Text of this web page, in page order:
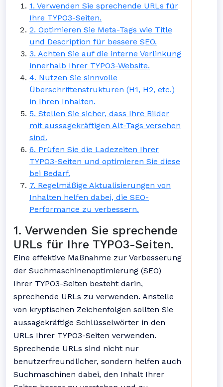
1. Verwenden Sie sprechende URLs für
Ihre TYPO3-Seiten.
2. Optimieren Sie Meta-Tags wie Title
und Description für bessere SEO.
3. Achten Sie auf die interne Verlinkung
innerhalb Ihrer TYPO3-Website.
4. Nutzen Sie sinnvolle
Überschriftenstrukturen (H1, H2, etc.)
in Ihren Inhalten.
5. Stellen Sie sicher, dass Ihre Bilder
mit aussagekräftigen Alt-Tags versehen
sind.
6. Prüfen Sie die Ladezeiten Ihrer
TYPO3-Seiten und optimieren Sie diese
bei Bedarf.
7. Regelmäßige Aktualisierungen von
Inhalten helfen dabei, die SEO-
Performance zu verbessern.
1. Verwenden Sie sprechende
URLs für Ihre TYPO3-Seiten.
Eine effektive Maßnahme zur Verbesserung
der Suchmaschinenoptimierung (SEO)
Ihrer TYPO3-Seiten besteht darin,
sprechende URLs zu verwenden. Anstelle
von kryptischen Zeichenfolgen sollten Sie
aussagekräftige Schlüsselwörter in den
URLs Ihrer TYPO3-Seiten verwenden.
Sprechende URLs sind nicht nur
benutzerfreundlicher, sondern helfen auch
Suchmaschinen dabei, den Inhalt Ihrer